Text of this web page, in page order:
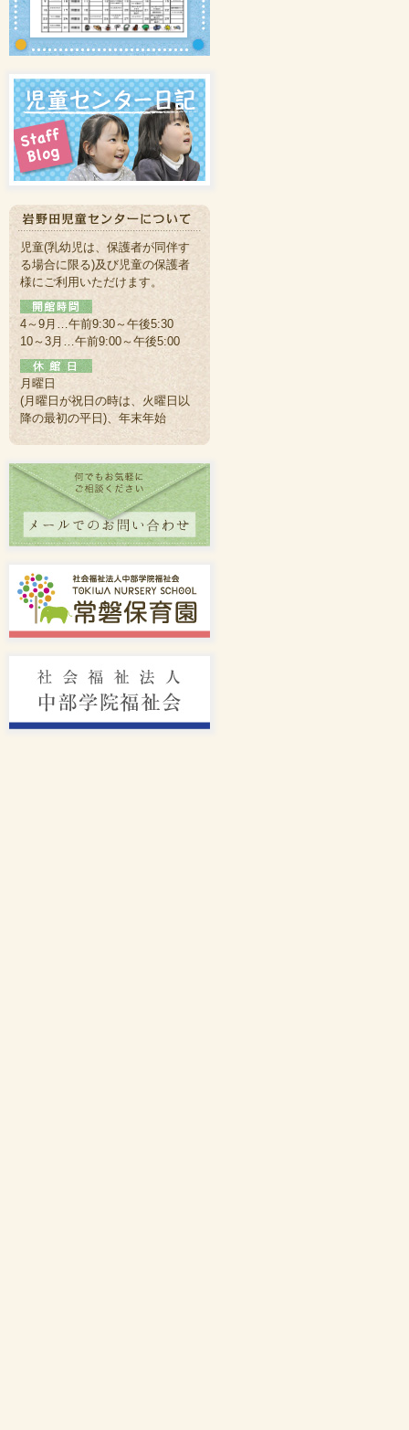
児童(乳幼児は、保護者が同伴す
る場合に限る)及び児童の保護者
様にご利用いただけます。
4～9月…午前9:30～午後5:30
10～3月…午前9:00～午後5:00
月曜日
(月曜日が祝日の時は、火曜日以
降の最初の平日)、年末年始